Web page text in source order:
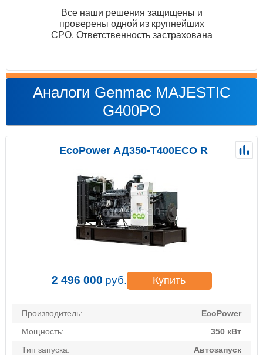
Все наши решения защищены и
проверены одной из крупнейших
СРО. Ответственность застрахована
Аналоги Genmac MAJESTIC
G400PO
EcoPower АД350-T400ECO R
2 496 000 руб. Купить
Производитель:
EcoPower
Мощность:
350 кВт
Тип запуска:
Автозапуск